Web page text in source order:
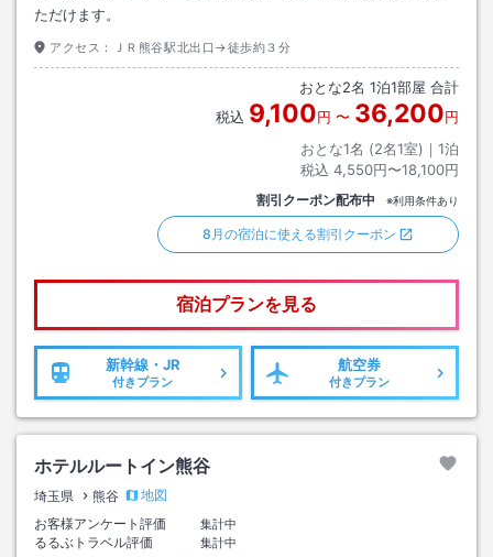
ただけます。
アクセス： ＪＲ熊谷駅北出口→徒歩約３分
おとな2名 1泊1部屋 合計
税込 9,100円 〜 36,200円
おとな1名 (2名1室)｜ 1泊
税込 4,550円〜18,100円
割引クーポン配布中 ※利用条件あり
8月の宿泊に使える割引クーポン
宿泊プランを見る
新幹線・JR
付きプラン
航空券
付きプラン
ホテルルートイン熊谷
埼玉県 熊谷
地図
お客様アンケート評価
集計中
るるぶトラベル評価
集計中